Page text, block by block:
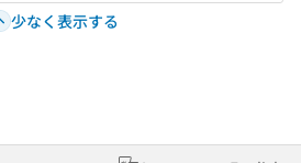
少なく表示する